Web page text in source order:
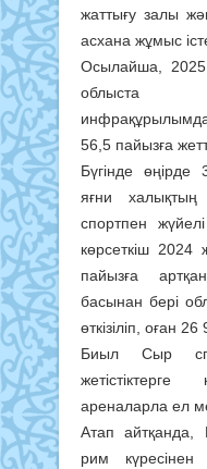
жаттығу залы
асхана жұмыс
Осылайша,
облыста
56,5 пайызға
Бүгінде
яғни
спортпен
көрсеткіш
пайызға
басынан бері
өткізіліп, оған
Биыл Сыр
ареналарла ел
Атап айтқанда,
рим